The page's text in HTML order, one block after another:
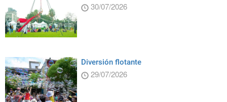
30/07/2026
Diversión flotante
29/07/2026